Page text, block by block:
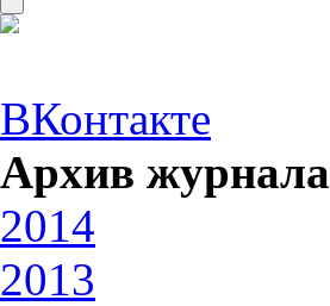
ВКонтакте
Архив журнала
2014
2013